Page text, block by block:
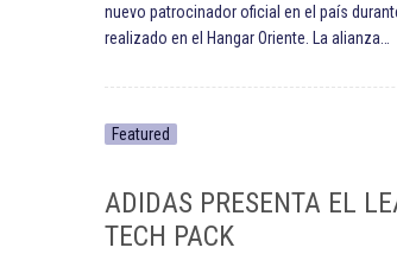
nuevo patrocinador oficial en el país
realizado en el Hangar Oriente. La alianza…
Featured
ADIDAS PRESENTA EL
TECH PACK